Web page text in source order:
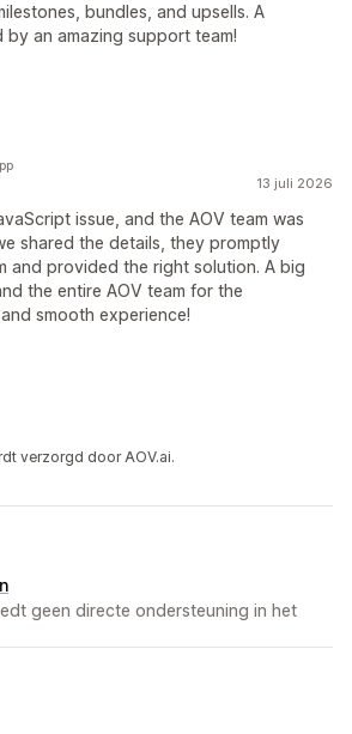
bundles, and upsells. A
an amazing support team!
13 juli 2026
issue, and the AOV team was
shared the details, they promptly
and provided the right solution. A big
the entire AOV team for the
smooth experience!
verzorgd door AOV.ai.
geen directe ondersteuning in het